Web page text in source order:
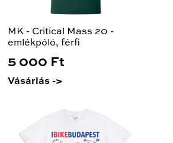
MK - Critical Mass 20 -
emlékpóló, férfi
5 000 Ft
Vásárlás ->